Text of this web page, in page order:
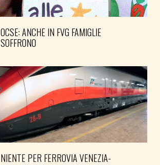
OCSE: ANCHE IN FVG FAMIGLIE
SOFFRONO
NIENTE PER FERROVIA VENEZIA-